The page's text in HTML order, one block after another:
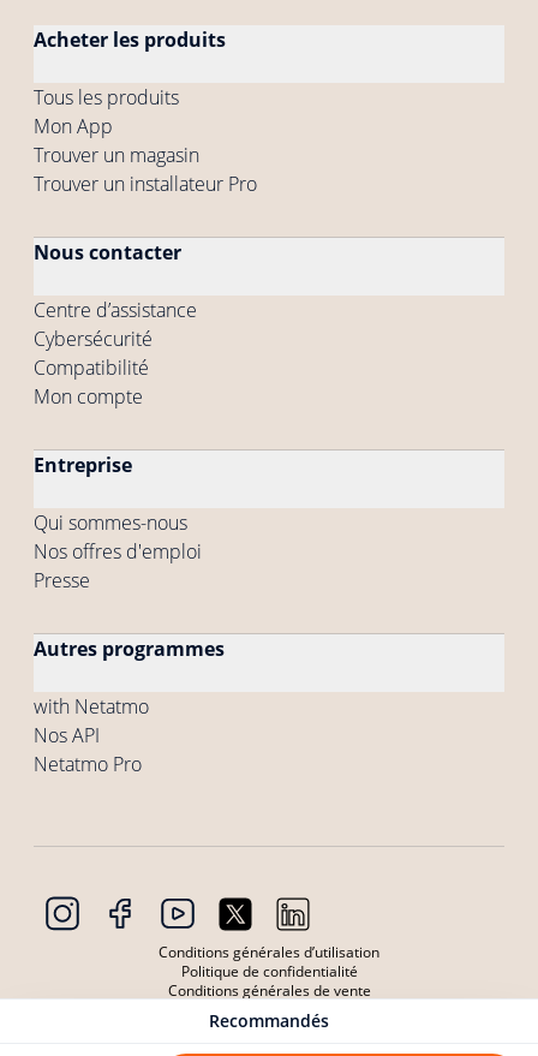
Recommandés
Acheter les produits
Tous les produits
Mon App
Trouver un magasin
Trouver un installateur Pro
Nous contacter
Centre d’assistance
Cybersécurité
Compatibilité
Mon compte
Entreprise
Qui sommes-nous
Nos offres d'emploi
Presse
Autres programmes
with Netatmo
Nos API
Netatmo Pro
Conditions générales d’utilisation
Politique de confidentialité
Conditions générales de vente
Conditions générales d'utilisation des Produits
Politique de confidentialité Produits